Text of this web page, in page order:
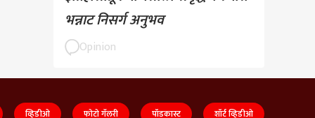
भन्नाट निसर्ग अनुभव
Opinion
व्हिडीओ फोटो गॅलरी पॉडकास्ट शॉर्ट व्हिडीओ